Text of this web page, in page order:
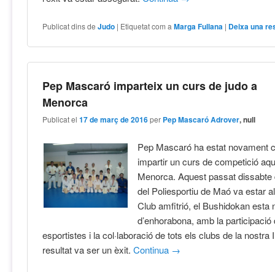
Publicat dins de Judo | Etiquetat com a Marga Fullana | Deixa una
Pep Mascaró imparteix un curs de judo a
Menorca
Publicat el17 de març de 2016 per Pep Mascaró Adrover, null
Pep Mascaró ha estat novament
impartir un curs de competició
Menorca. Aquest passat dissabte
del Poliesportiu de Maó va estar
Club amfitrió, el Bushidokan esta
d’enhorabona, amb la participació
esportistes i la col·laboració de tots els clubs de la nostra
resultat va ser un èxit.Continua →